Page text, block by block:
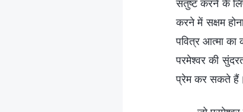
संतुष्ट करने के
करने में सक्षम
पवित्र आत्मा
परमेश्वर की
प्रेम कर सकते हैं।